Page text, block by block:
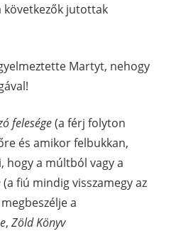
következők jutottak
Martyt, nehogy
felesége(a férj folyton
és amikor felbukkan,
hogy a múltból vagy a
(a fiú mindig visszamegy az
a
, Zöld Könyv